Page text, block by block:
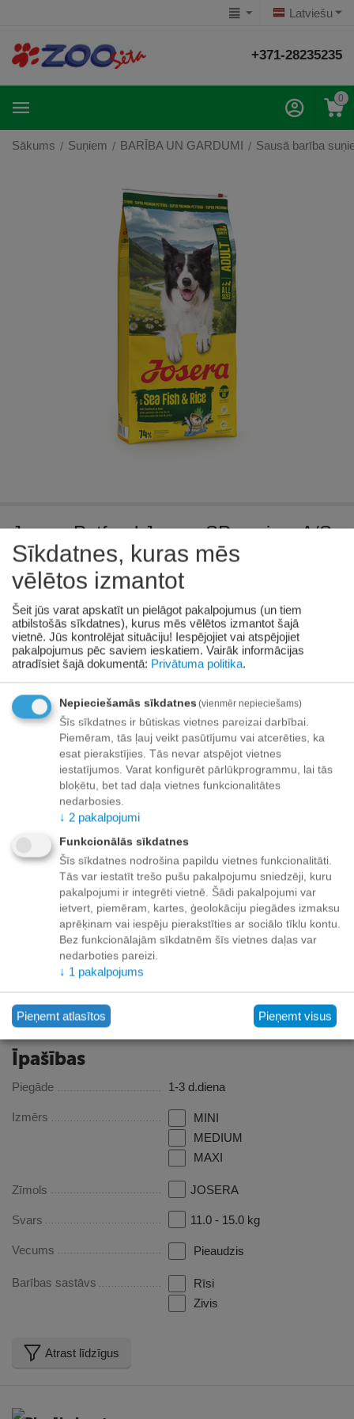
Latviešu
+371-28235235
0
Sākums / Suņiem / BARĪBA UN GARDUMI / Sausā barība
Josera Petfood Josera SP suņiem A/S
Adult with Sea Fish&Rice 12.5 kg
€4822
(Ieskaitot PVN)
+
− Grozā
Pievienot vēlmju sarakstam
Piegāde
Līdz dzīvokļa durvīm no 35.00 eur bezmaksas!
Līdz 34.99 EUR piegādes maksa:
Venipak kurjers - 3.90 EUR
Omniva pakomāts - 3.20 EUR
Īpašības
Piegāde 1-3 d.diena
Izmērs
MINI
MEDIUM
MAXI
Zīmols JOSERA
Svars 11.0 - 15.0 kg
Vecums Pieaudzis
Barības sastāvs
Rīsi
Zivis
Atrast līdzīgus
Sīkdatnes, kuras mēs
vēlētos izmantot
Šeit jūs varat apskatīt un pielāgot pakalpojumus (un tiem
atbilstošās sīkdatnes), kurus mēs vēlētos izmantot šajā
vietnē. Jūs kontrolējat situāciju! Iespējojiet vai atspējojiet
pakalpojumus pēc saviem ieskatiem. Vairāk informācijas
atradīsiet šajā dokumentā: Privātuma politika.
Nepieciešamās sīkdatnes (vienmēr nepieciešams)
Šīs sīkdatnes ir būtiskas vietnes pareizai darbībai.
Piemēram, tās ļauj veikt pasūtījumu vai atcerēties, ka
esat pierakstījies. Tās nevar atspējot vietnes
iestatījumos. Varat konfigurēt pārlūkprogrammu, lai tās
bloķētu, bet tad daļa vietnes funkcionalitātes
nedarbosies.
↓ 2 pakalpojumi
Funkcionālās sīkdatnes
Šīs sīkdatnes nodrošina papildu vietnes funkcionalitāti.
Tās var iestatīt trešo pušu pakalpojumu sniedzēji, kuru
pakalpojumi ir integrēti vietnē. Šādi pakalpojumi var
ietvert, piemēram, kartes, ģeolokāciju piegādes izmaksu
aprēķinam vai iespēju pierakstīties ar sociālo tīklu kontu.
Bez funkcionālajām sīkdatnēm šīs vietnes daļas var
nedarboties pareizi.
↓ 1 pakalpojums
Pieņemt atlasītos Pieņemt visus